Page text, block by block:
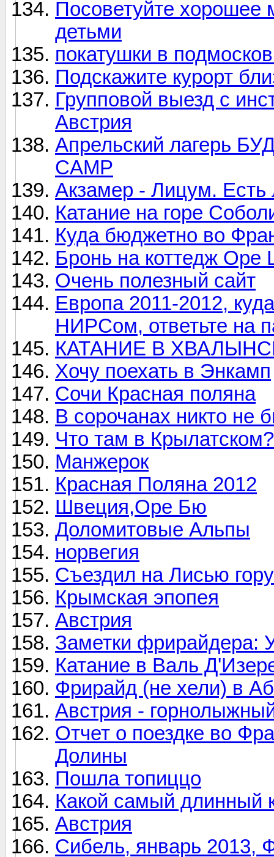
Посоветуйте хорошее
детьми
покатушки в
Подскажите курорт
Групповой выезд с
Австрия
Апрельский лагерь
CAMP
Акзамер - Лицум. Есть
Катание на горе
Куда бюджетно во
Бронь на коттедж Оре
Очень полезный сайт
Европа 2011-2012,
НИРСом, ответьте на
КАТАНИЕ В
Хочу поехать в Энкамп
Сочи Красная поляна
В сорочанах никто не
Что там в
Манжерок
Красная Поляна 2012
Швеция,Оре Бю
Доломитовые Альпы
норвегия
Съездил на Лисью
Крымская эпопея
Австрия
Заметки фрирайдера:
Катание в Валь
Фрирайд (не хели) в
Австрия -
Отчет о поездке во
Долины
Пошла топиццо
Какой самый длинный
Австрия
Сибель, январь 2013,